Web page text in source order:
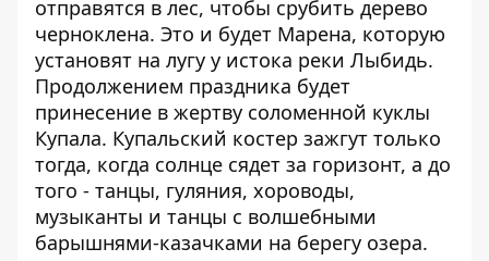
отправятся в лес, чтобы срубить дерево
черноклена. Это и будет Марена, которую
установят на лугу у истока реки Лыбидь.
Продолжением праздника будет
принесение в жертву соломенной куклы
Купала. Купальский костер зажгут только
тогда, когда солнце сядет за горизонт, а до
того - танцы, гуляния, хороводы,
музыканты и танцы с волшебными
барышнями-казачками на берегу озера.